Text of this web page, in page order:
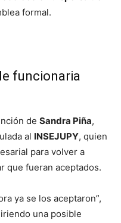
formal.
funcionaria
de Sandra Piña,
al INSEJUPY, quien
para volver a
que fueran aceptados.
ya se los aceptaron”,
una posible